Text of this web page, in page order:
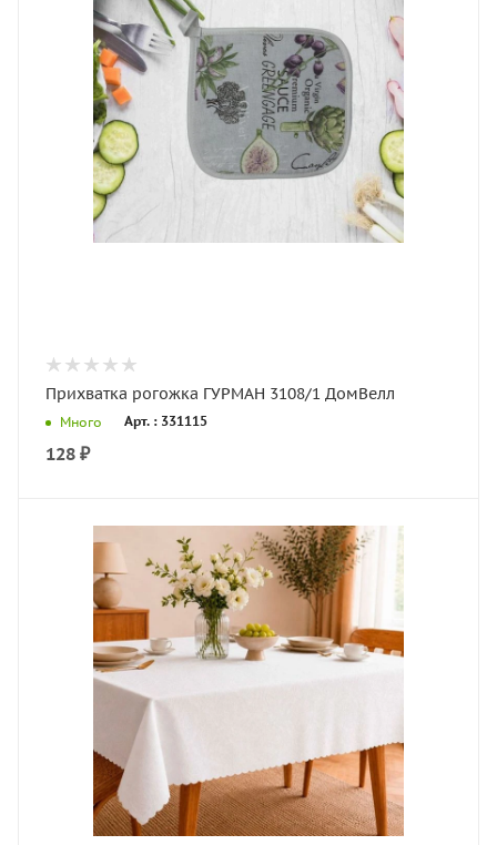
Прихватка рогожка ГУРМАН 3108/1 ДомВелл
Много Арт. : 331115
128 ₽